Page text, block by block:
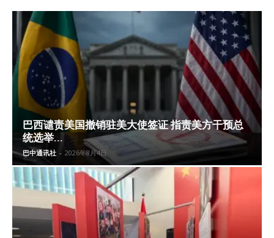
巴西谴责美国撤销驻美大使签证 指责美方干预总
统选举...
巴中通讯社 - 2026年8月4日